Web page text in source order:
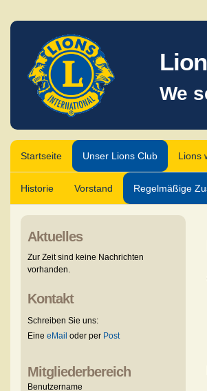
We
Startseite Unser Lions Club Lions
Historie Vorstand Regelmäßige
Aktuelles
Zur Zeit sind keine Nachrichten
vorhanden.
Kontakt
Schreiben Sie uns:
Eine eMail oder per Post
Mitgliederbereich
Benutzername